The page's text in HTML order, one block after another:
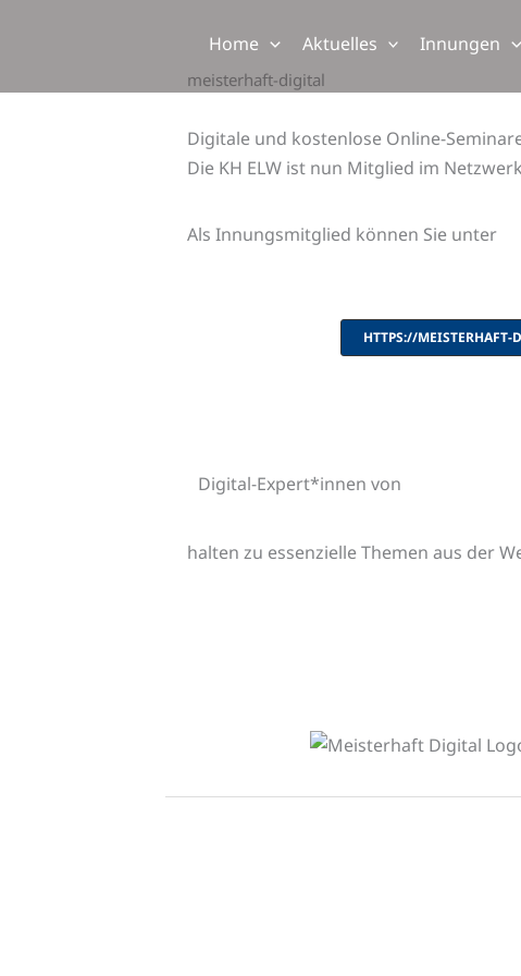
Home Aktuelles Innungen
meisterhaft-digital
Digitale und kostenlose Online-
Die KH ELW ist nun Mitglied im
Als Innungsmitglied können Sie unter
HTTPS://MEISTERHAFT-
Digital-Expert*innen von
halten zu essenzielle Themen aus der